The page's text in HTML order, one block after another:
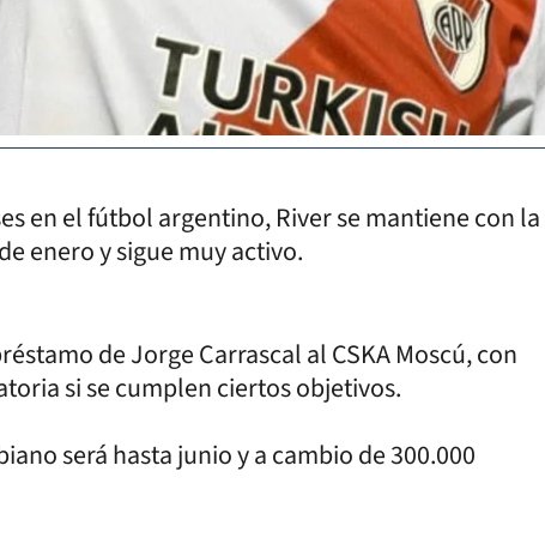
en el fútbol argentino, River se mantiene con la
enero y sigue muy activo.
de Jorge Carrascal al CSKA Moscú, con
si se cumplen ciertos objetivos.
será hasta junio y a cambio de 300.000